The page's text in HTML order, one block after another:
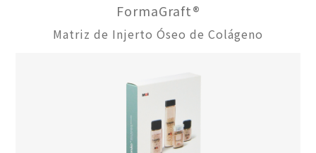
FormaGraft®
Matriz de Injerto Óseo de Colágeno